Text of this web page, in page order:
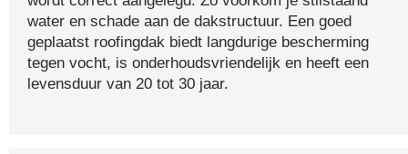
water en schade aan de dakstructuur. Een goed
geplaatst roofingdak biedt langdurige bescherming
tegen vocht, is onderhoudsvriendelijk en heeft een
levensduur van 20 tot 30 jaar.